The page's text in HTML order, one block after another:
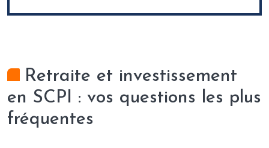
Retraite et investissement
en SCPI : vos questions les plus
fréquentes